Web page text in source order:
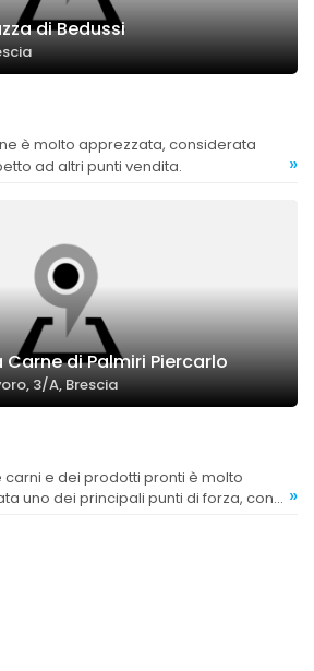
di Bedussi
ad altri punti vendita.
»
di Palmiri Piercarlo
3/A, Brescia
uno dei principali punti di forza, con
»